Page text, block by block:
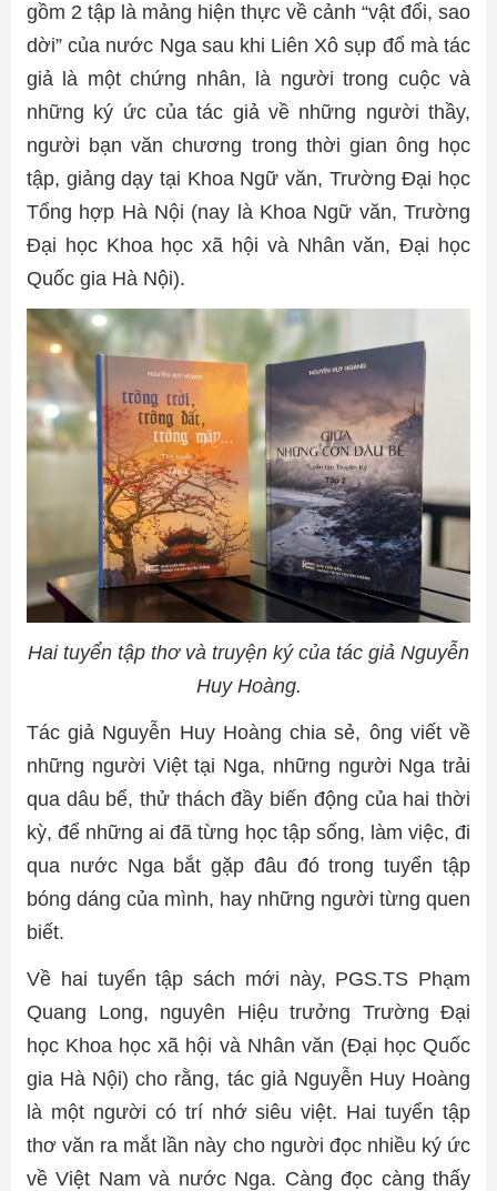
gồm 2 tập là mảng hiện thực về cảnh “vật đổi, sao
dời” của nước Nga sau khi Liên Xô sụp đổ mà tác
giả là một chứng nhân, là người trong cuộc và
những ký ức của tác giả về những người thầy,
người bạn văn chương trong thời gian ông học
tập, giảng dạy tại Khoa Ngữ văn, Trường Đại học
Tổng hợp Hà Nội (nay là Khoa Ngữ văn, Trường
Đại học Khoa học xã hội và Nhân văn, Đại học
Quốc gia Hà Nội).
Hai tuyển tập thơ và truyện ký của tác giả Nguyễn
Huy Hoàng.
Tác giả Nguyễn Huy Hoàng chia sẻ, ông viết về
những người Việt tại Nga, những người Nga trải
qua dâu bể, thử thách đầy biến động của hai thời
kỳ, để những ai đã từng học tập sống, làm việc, đi
qua nước Nga bắt gặp đâu đó trong tuyển tập
bóng dáng của mình, hay những người từng quen
biết.
Về hai tuyển tập sách mới này, PGS.TS Phạm
Quang Long, nguyên Hiệu trưởng Trường Đại
học Khoa học xã hội và Nhân văn (Đại học Quốc
gia Hà Nội) cho rằng, tác giả Nguyễn Huy Hoàng
là một người có trí nhớ siêu việt. Hai tuyển tập
thơ văn ra mắt lần này cho người đọc nhiều ký ức
về Việt Nam và nước Nga. Càng đọc càng thấy